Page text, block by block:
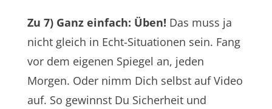
Zu 7) Ganz einfach: Üben! Das muss ja
nicht gleich in Echt-Situationen sein. Fang
vor dem eigenen Spiegel an, jeden
Morgen. Oder nimm Dich selbst auf Video
auf. So gewinnst Du Sicherheit und